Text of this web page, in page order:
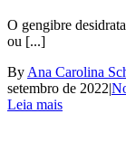
O gengibre
ou [...]
By Ana Carolina
setembro de 2022|
Leia mais